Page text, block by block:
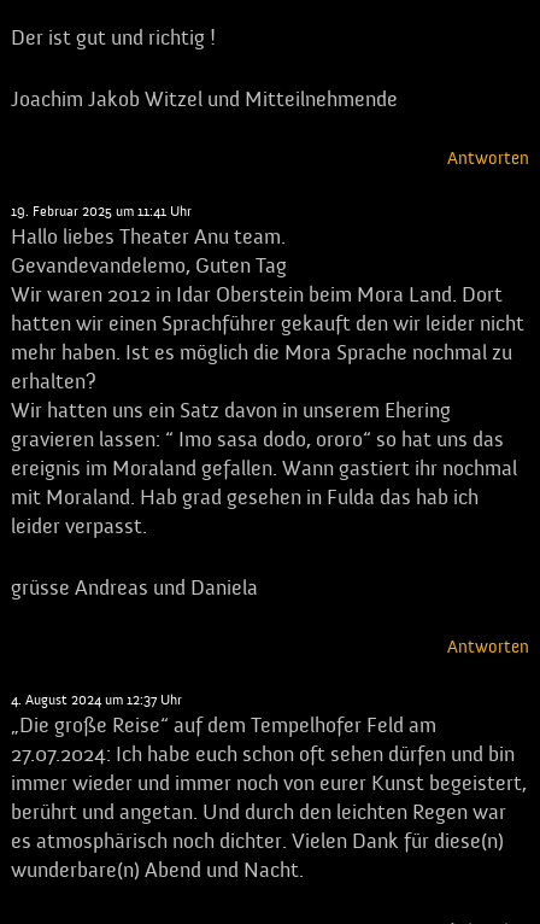
Der ist gut und richtig !
Joachim Jakob Witzel und Mitteilnehmende
Antworten
19. Februar 2025 um 11:41 Uhr
Hallo liebes Theater Anu team.
Gevandevandelemo, Guten Tag
Wir waren 2012 in Idar Oberstein beim Mora Land. Dort
hatten wir einen Sprachführer gekauft den wir leider nicht
mehr haben. Ist es möglich die Mora Sprache nochmal zu
erhalten?
Wir hatten uns ein Satz davon in unserem Ehering
gravieren lassen: “ Imo sasa dodo, ororo“ so hat uns das
ereignis im Moraland gefallen. Wann gastiert ihr nochmal
mit Moraland. Hab grad gesehen in Fulda das hab ich
leider verpasst.
grüsse Andreas und Daniela
Antworten
4. August 2024 um 12:37 Uhr
„Die große Reise“ auf dem Tempelhofer Feld am
27.07.2024: Ich habe euch schon oft sehen dürfen und bin
immer wieder und immer noch von eurer Kunst begeistert,
berührt und angetan. Und durch den leichten Regen war
es atmosphärisch noch dichter. Vielen Dank für diese(n)
wunderbare(n) Abend und Nacht.